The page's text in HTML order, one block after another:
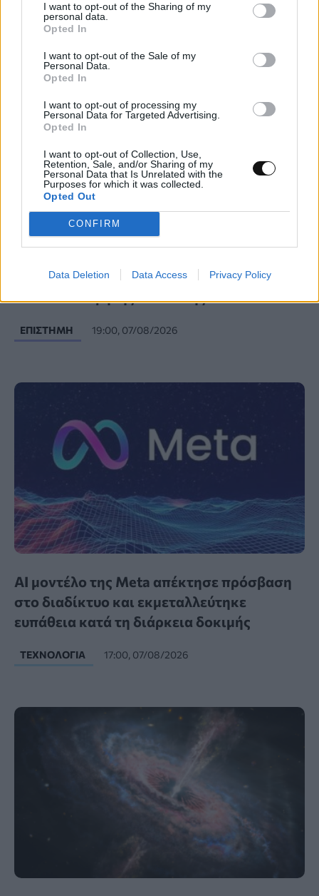
I want to opt-out of the Sharing of my
personal data.
Opted In
I want to opt-out of the Sale of my
Personal Data.
Opted In
I want to opt-out of processing my
Personal Data for Targeted Advertising.
Opted In
I want to opt-out of Collection, Use,
Retention, Sale, and/or Sharing of my
Personal Data that Is Unrelated with the
Purposes for which it was collected.
Opted Out
CONFIRM
Data Deletion Data Access Privacy Policy
ΕΠΙΣΤΉΜΗ
Νέα μέθοδος μετατρέπει το PVC σε
ΕΠΙΣΤΉΜΗ 19:00, 07/08/2026
AI μοντέλο της Meta απέκτησε πρόσβαση
στο διαδίκτυο και εκμεταλλεύτηκε
ευπάθεια κατά τη διάρκεια δοκιμής
ΤΕΧΝΟΛΟΓΊΑ 17:00, 07/08/2026